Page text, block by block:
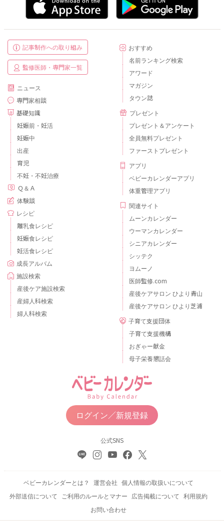
記事制作への取り組み
監修医師・専門家一覧
ニュース
専門家相談
基礎知識
妊娠前・妊活
妊娠中
出産
育児
不妊・不妊治療
Ｑ＆Ａ
体験談
レシピ
離乳食レシピ
妊娠食レシピ
妊活食レシピ
成長アルバム
施設検索
産後ケア施設検索
産婦人科検索
婦人科検索
おすすめ
名前ランキング検索
アワード
マガジン
タウン誌
プレゼント
プレゼント＆アンケート
全員無料プレゼント
ファーストプレゼント
アプリ
ベビーカレンダーアプリ
体重管理アプリ
関連サイト
ムーンカレンダー
ウーマンカレンダー
シニアカレンダー
シッテク
ヨムーノ
医師監修.com
産後ケアサロン ひより青山
産後ケアサロン ひより芝浦
子育て支援団体
子育て支援機構
おぎゃー献金
母子栄養懇話会
ログイン／新規登録
公式SNS
ベビーカレンダーとは？ 運営会社 個人情報の取扱いについて
外部送信について
ご利用のルールとマナー 広告掲載について 利用規約
お問い合わせ